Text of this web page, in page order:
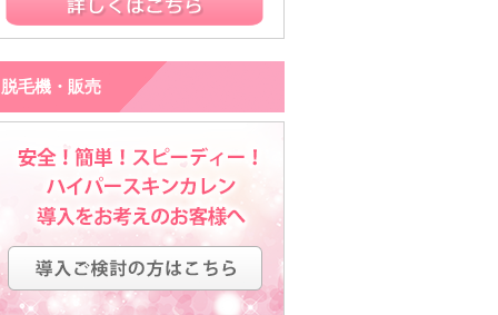
脱毛機・販売